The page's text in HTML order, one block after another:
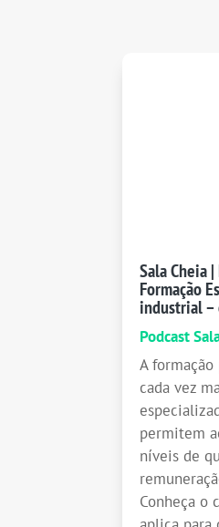
Sala Cheia
Formação
industrial –
Podcast
A
cada vez
permitem
níveis de
Conheça o